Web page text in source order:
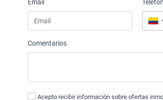
Email
Comentarios
Acepto recibir información sobre ofertas